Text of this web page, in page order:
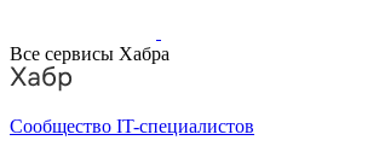
Все сервисы Хабра
Сообщество IT-специалистов